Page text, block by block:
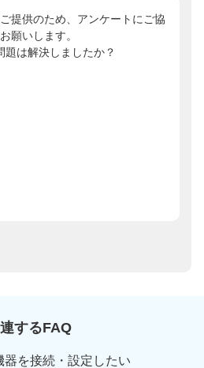
提供のため、アンケートにご協
願いします。
題は解決しましたか？
するFAQ
を接続・設定したい